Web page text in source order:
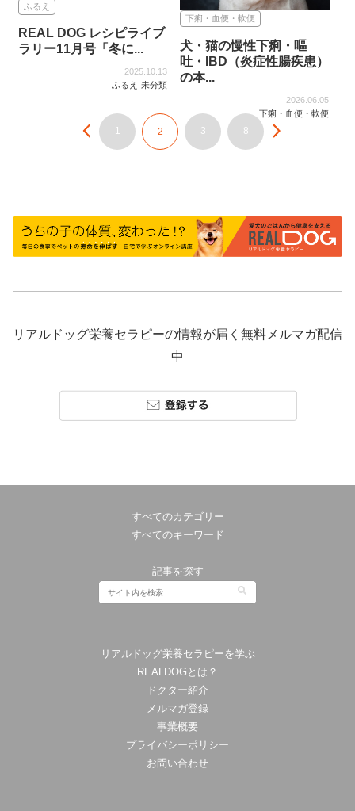
ふるえ
REAL DOG レシピライブ
ラリー11月号「冬に...
2025.10.13
ふるえ 未分類
下痢・血便・軟便
犬・猫の慢性下痢・嘔
吐・IBD（炎症性腸疾患）
の本...
2026.06.05
下痢・血便・軟便
1 2 3 8
リアルドッグ栄養セラピーの情報が届く無料メルマガ配信
中
すべてのカテゴリー
すべてのキーワード
記事を探す
リアルドッグ栄養セラピーを学ぶ
REALDOGとは？
ドクター紹介
メルマガ登録
事業概要
プライバシーポリシー
お問い合わせ